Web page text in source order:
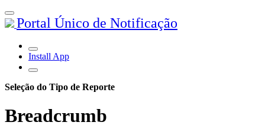
Portal Único de Notificação
Install App
Seleção do Tipo de Reporte
Breadcrumb